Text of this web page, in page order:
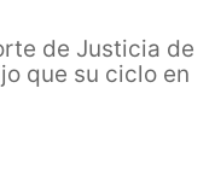
de Justicia de
que su ciclo en